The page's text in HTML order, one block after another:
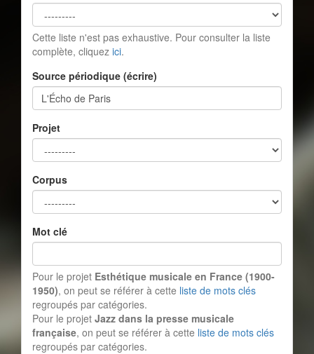
Cette liste n'est pas exhaustive. Pour consulter la liste
complète, cliquez ici.
Source périodique (écrire)
Projet
Corpus
Mot clé
Pour le projet Esthétique musicale en France (1900-
1950), on peut se référer à cette liste de mots clés
regroupés par catégories.
Pour le projet Jazz dans la presse musicale
française, on peut se référer à cette liste de mots clés
regroupés par catégories.